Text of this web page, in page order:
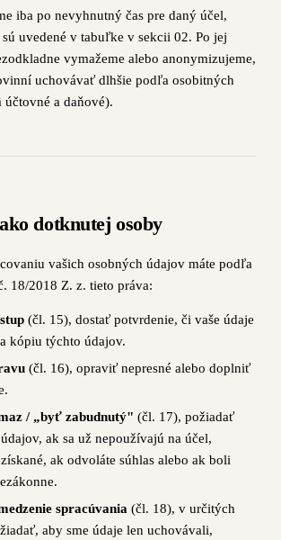
iba po nevyhnutný čas pre daný účel,
uvedené v tabuľke v sekcii 02. Po jej
vymažeme alebo anonymizujeme,
uchovávať dlhšie podľa osobitných
účtovné a daňové).
dotknutej osoby
vašich osobných údajov máte podľa
18/2018 Z. z. tieto práva:
(čl. 15), dostať potvrdenie, či vaše údaje
kópiu týchto údajov.
(čl. 16), opraviť nepresné alebo doplniť
/ „byť zabudnutý" (čl. 17), požiadať
ak sa už nepoužívajú na účel,
ak odvoláte súhlas alebo ak boli
spracúvania (čl. 18), v určitých
aby sme údaje len uchovávali,